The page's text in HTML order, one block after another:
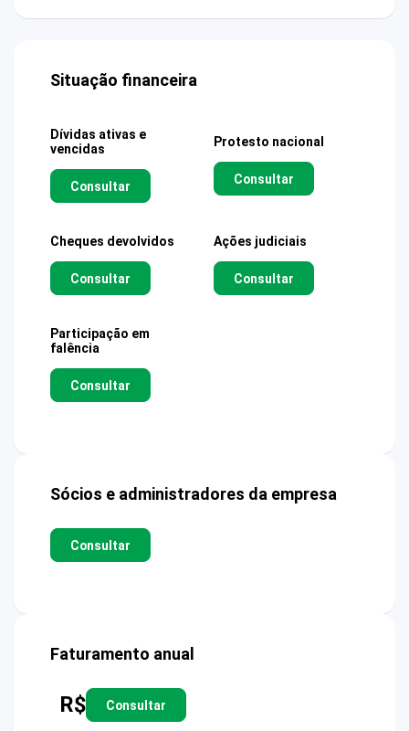
Situação financeira
Dívidas ativas e
vencidas
Consultar
Protesto nacional
Consultar
Cheques devolvidos
Consultar
Ações judiciais
Consultar
Participação em
falência
Consultar
Sócios e administradores da empresa
Consultar
Faturamento anual
R$ Consultar